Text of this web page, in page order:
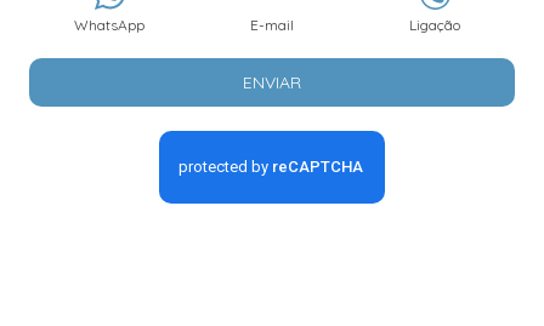
WhatsApp E-mail Ligação
ENVIAR